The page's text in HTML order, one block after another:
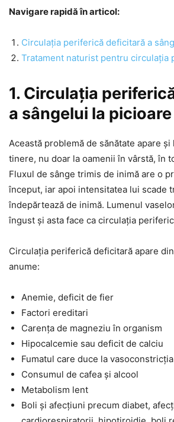
Navigare rapidă în articol:
Circulația periferică deficitară a
Tratament naturist pentru circulația
1. Circulația
a sângelui la picioare
Această problemă de sănătate apare și
tinere, nu doar la oamenii în vârstă, în
Fluxul de sânge trimis de inimă are o
început, iar apoi intensitatea lui scade
îndepărtează de inimă. Lumenul
îngust și asta face ca circulația
Circulația periferică deficitară apare
anume:
Anemie, deficit de fier
Factori ereditari
Carența de magneziu în organism
Hipocalcemie sau deficit de calciu
Fumatul care duce la
Consumul de cafea și alcool
Metabolism lent
Boli și afecțiuni precum diabet,